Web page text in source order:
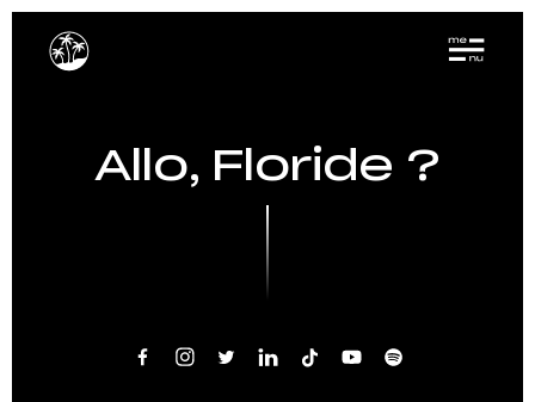
Allo, Floride ?